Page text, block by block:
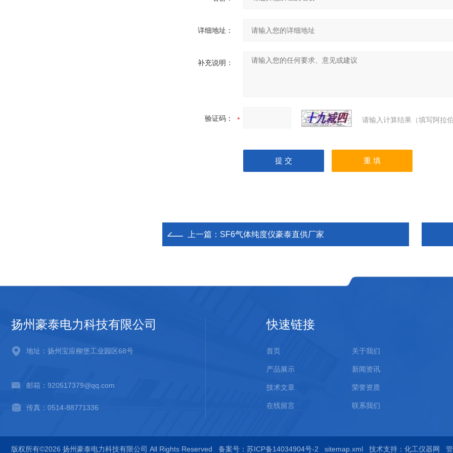
详细地址：
补充说明：
验证码： 请输入计算结果（填写阿拉
上一篇： SF6气体纯度仪豪泰直供厂家
扬州豪泰电力科技有限公司
地址：扬州宝应柳堡工业园区68号
邮箱：920517379@qq.com
传真：0514-88771336
快速链接
首页 关于我们
产品展示 新闻资讯
技术文章 荣誉资质
在线留言 联系我们
版权所有©2026 扬州豪泰电力科技有限公司 All Rights Reserved 备案号：苏ICP备14034904号-2 sitemap.xml 技术支持： 化工仪器网